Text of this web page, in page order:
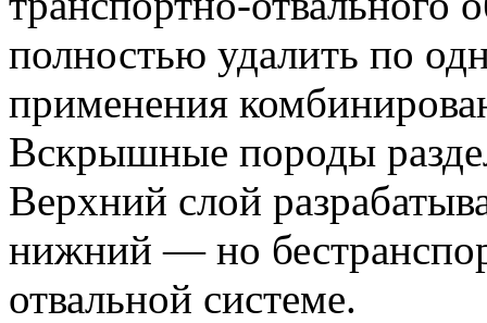
полностью удалить по
применения
Вскрышные породы
Верхний слой
нижний — но
отвальной системе.